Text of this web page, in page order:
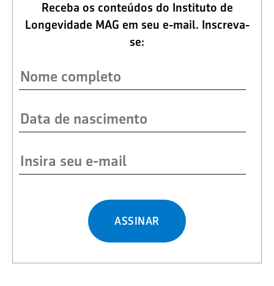
Receba os conteúdos do Instituto de
Longevidade MAG em seu e-mail. Inscreva-
se:
ASSINAR